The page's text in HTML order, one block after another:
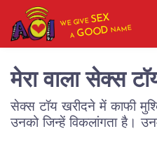
WE GIVESEX
AGOOD NAME
मेरा वाला सेक्स
सेक्स टॉय खरीदने में काफी
उनको जिन्हें विकलांगता है।